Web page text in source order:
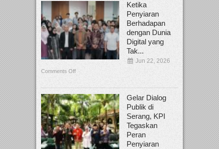
Ketika
Penyiaran
Berhadapan
dengan Dunia
Digital yang
Tak...
Jun 22, 2026
Comments Off
Gelar Dialog
Publik di
Serang, KPI
Tegaskan
Peran
Penyiaran